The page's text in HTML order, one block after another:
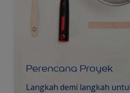
Perencana Proyek
Langkah demi langkah